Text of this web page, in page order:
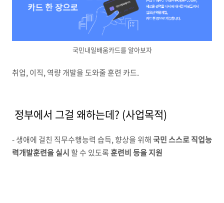
국민내일배움카드를 알아보자
취업, 이직, 역량 개발을 도와줄 훈련 카드.
정부에서 그걸 왜하는데? (사업목적)
- 생애에 걸친 직무수행능력 습득, 향상을 위해국민 스스로 직업능
력개발훈련을 실시 할 수 있도록훈련비 등을 지원